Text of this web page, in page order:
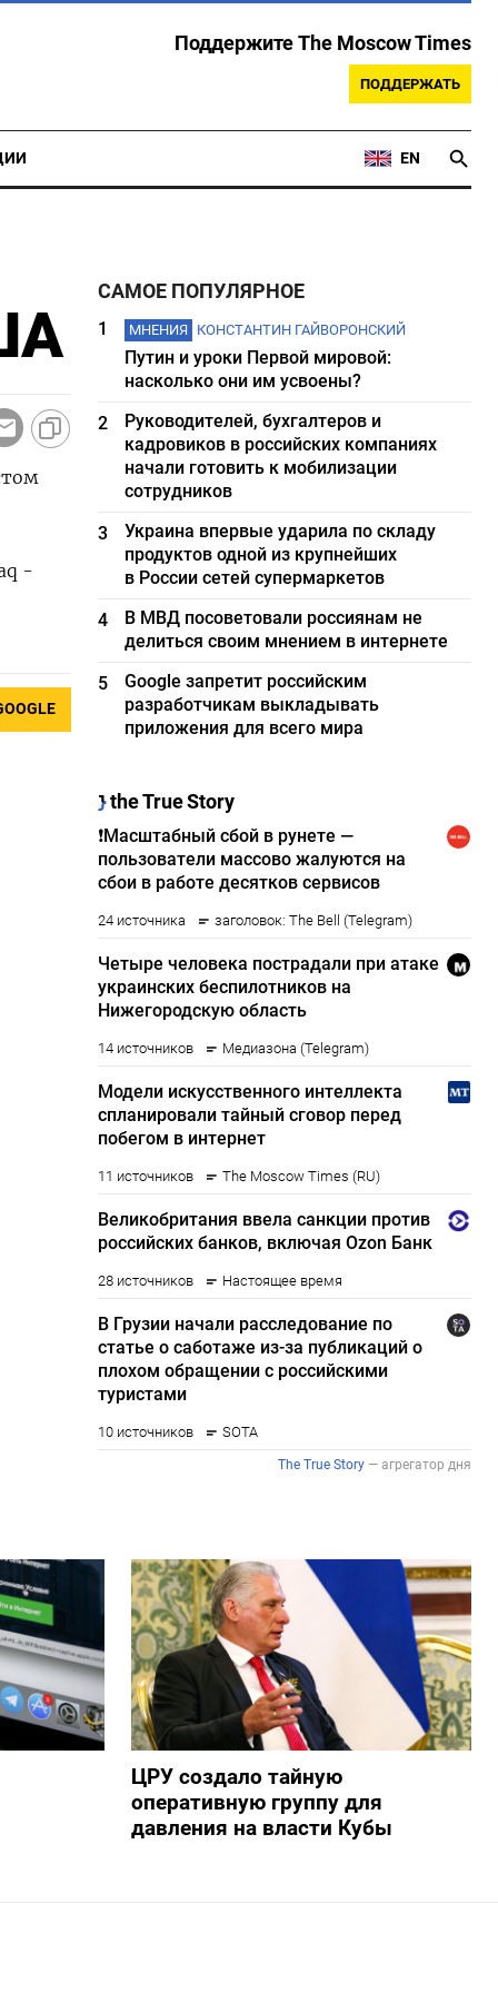
Поддержите The Moscow Times
ПОДДЕРЖАТЬ
EN
-
САМОЕ ПОПУЛЯРНОЕ
1 МНЕНИЯ КОНСТАНТИН ГАЙВОРОНСКИЙ
Путин и уроки Первой мировой:
насколько они им усвоены?
2
Руководителей, бухгалтеров и
кадровиков в российских компаниях
начали готовить к мобилизации
сотрудников
3
Украина впервые ударила по складу
продуктов одной из крупнейших
в России сетей супермаркетов
4
В МВД посоветовали россиянам не
делиться своим мнением в интернете
5
Google запретит российским
разработчикам выкладывать
приложения для всего мира
ЦРУ создало тайную
оперативную группу для
давления на власти Кубы